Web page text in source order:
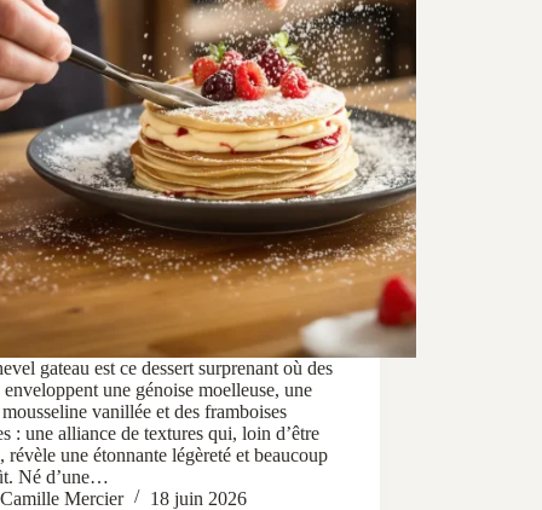
gateau est ce dessert surprenant où des
enveloppent une génoise moelleuse, une
vanillée et des framboises
: une alliance de textures qui, loin d’être
révèle une étonnante légèreté et beaucoup
Né d’une…
Camille Mercier
18 juin 2026